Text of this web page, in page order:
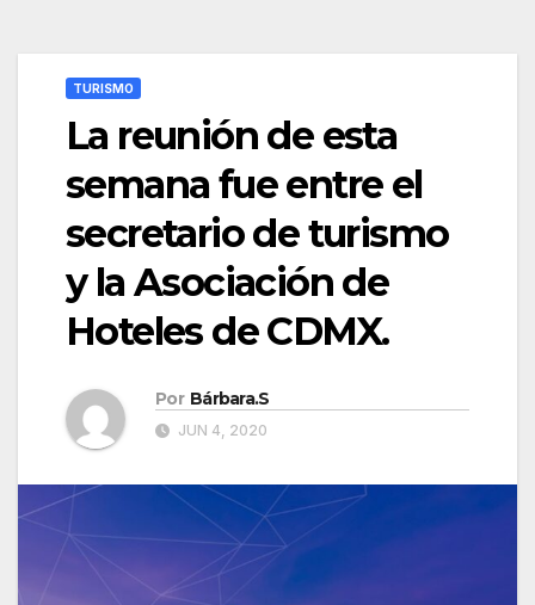
TURISMO
La reunión de esta
semana fue entre el
secretario de turismo
y la Asociación de
Hoteles de CDMX.
Por Bárbara.S
JUN 4, 2020